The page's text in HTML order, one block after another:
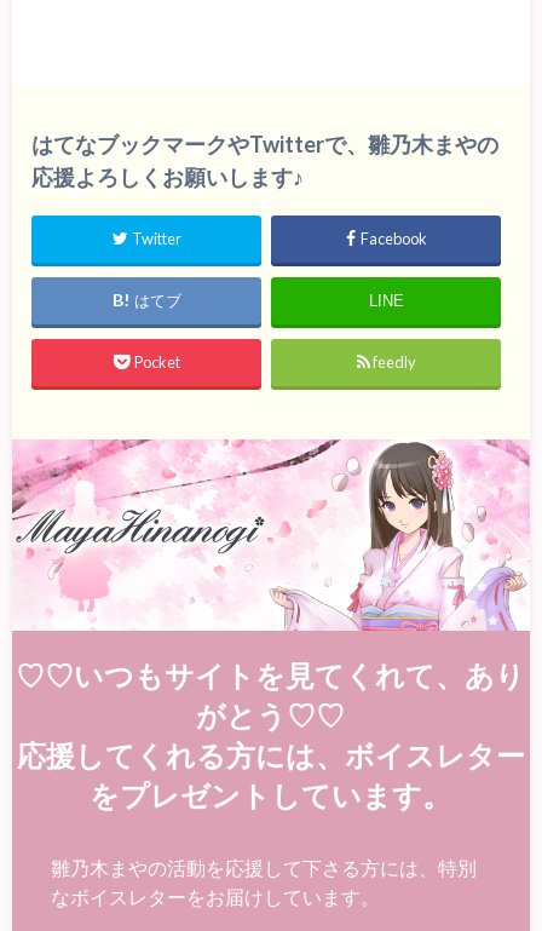
はてなブックマークやTwitterで、雛乃木まやの
応援よろしくお願いします♪
Twitter Facebook
はてブ LINE
Pocket feedly
♡♡いつもサイトを見てくれて、あり
がとう♡♡
応援してくれる方には、ボイスレター
をプレゼントしています。
雛乃木まやの活動を応援して下さる方には、特別
なボイスレターをお届けしています。